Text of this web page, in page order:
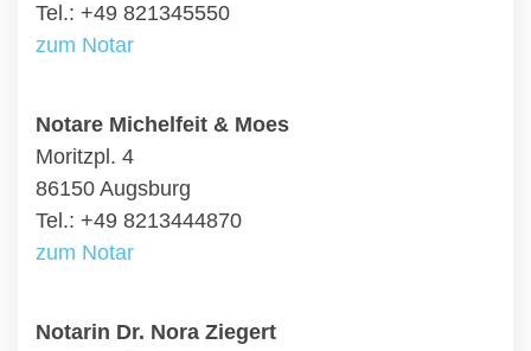
Tel.: +49 821345550
zum Notar
Notare Michelfeit & Moes
Moritzpl. 4
86150 Augsburg
Tel.: +49 8213444870
zum Notar
Notarin Dr. Nora Ziegert